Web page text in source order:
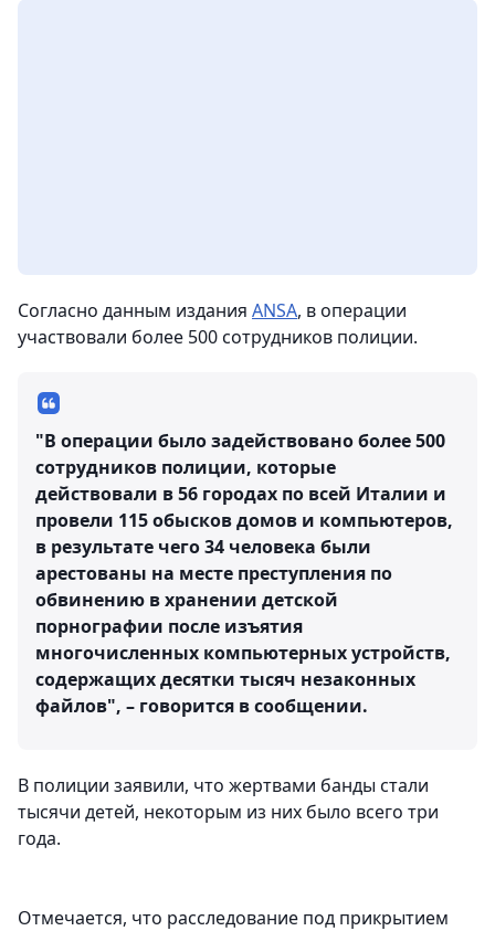
Согласно данным издания ANSA, в операции
участвовали более 500 сотрудников полиции.
"В операции было задействовано более 500
сотрудников полиции, которые
действовали в 56 городах по всей Италии и
провели 115 обысков домов и компьютеров,
в результате чего 34 человека были
арестованы на месте преступления по
обвинению в хранении детской
порнографии после изъятия
многочисленных компьютерных устройств,
содержащих десятки тысяч незаконных
файлов", – говорится в сообщении.
В полиции заявили, что жертвами банды стали
тысячи детей, некоторым из них было всего три
года.
Отмечается, что расследование под прикрытием